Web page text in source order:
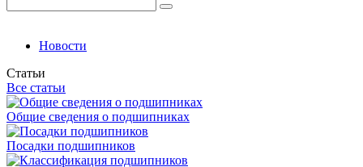
Новости
Статьи
Все статьи
Общие сведения о подшипниках
Посадки подшипников